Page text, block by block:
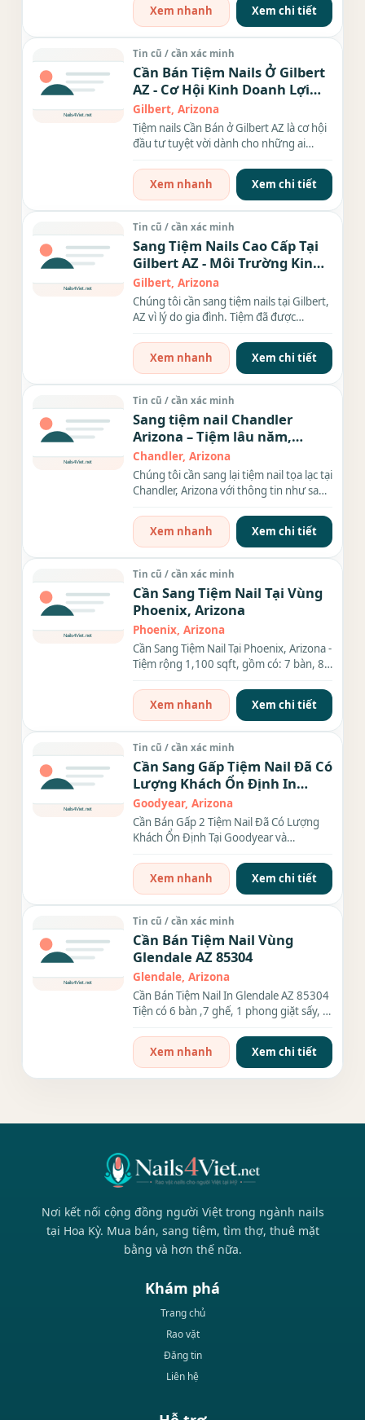
Xem nhanh
Xem chi tiết
Tin cũ / cần xác minh
Cần Bán Tiệm Nails Ở Gilbert
AZ - Cơ Hội Kinh Doanh Lợi
Nhuận Cao
Gilbert, Arizona
Tiệm nails Cần Bán ở Gilbert AZ là cơ hội
đầu tư tuyệt vời dành cho những ai
Xem nhanh
Xem chi tiết
Tin cũ / cần xác minh
Sang Tiệm Nails Cao Cấp Tại
Gilbert AZ - Môi Trường Kinh
Doanh Đầy Tiềm Năng
Gilbert, Arizona
Chúng tôi cần sang tiệm nails tại Gilbert,
AZ vì lý do gia đình. Tiệm đã được
Xem nhanh
Xem chi tiết
Tin cũ / cần xác minh
Sang tiệm nail Chandler
Arizona – Tiệm lâu năm,
khách ổn định
Chandler, Arizona
Chúng tôi cần sang lại tiệm nail tọa lạc tại
Chandler, Arizona với thông tin như sau:
Xem nhanh
Xem chi tiết
Tin cũ / cần xác minh
Cần Sang Tiệm Nail Tại Vùng
Phoenix, Arizona
Phoenix, Arizona
Cần Sang Tiệm Nail Tại Phoenix, Arizona -
Tiệm rộng 1,100 sqft, gồm có: 7 bàn, 8
Xem nhanh
Xem chi tiết
Tin cũ / cần xác minh
Cần Sang Gấp Tiệm Nail Đã Có
Lượng Khách Ổn Định In
Goodyear AZ
Goodyear, Arizona
Cần Bán Gấp 2 Tiệm Nail Đã Có Lượng
Khách Ổn Định Tại Goodyear và
Xem nhanh
Xem chi tiết
Tin cũ / cần xác minh
Cần Bán Tiệm Nail Vùng
Glendale AZ 85304
Glendale, Arizona
Cần Bán Tiệm Nail In Glendale AZ 85304
Tiện có 6 bàn ,7 ghế, 1 phong giặt sấy, 1
Xem nhanh
Xem chi tiết
Nơi kết nối cộng đồng người Việt trong ngành nails
tại Hoa Kỳ. Mua bán, sang tiệm, tìm thợ, thuê mặt
bằng và hơn thế nữa.
Khám phá
Trang chủ
Rao vặt
Đăng tin
Liên hệ